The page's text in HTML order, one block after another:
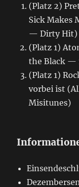
(Platz 2)
Sick Makes
— Dirty Hit)
(Platz 1)
the Black —
(Platz 1)
vorbei ist
Misitunes)